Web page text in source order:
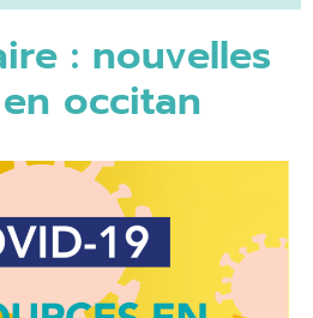
: nouvelles
occitan